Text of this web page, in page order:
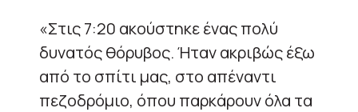
«Στις 7:20 ακούστηκε ένας πολύ
δυνατός θόρυβος. Ήταν ακριβώς έξω
από το σπίτι μας, στο απέναντι
πεζοδρόμιο, όπου παρκάρουν όλα τα